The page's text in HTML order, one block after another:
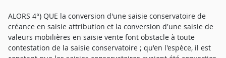
ALORS 4°) QUE la conversion d'une saisie conservatoire de
créance en saisie attribution et la conversion d'une saisie de
valeurs mobilières en saisie vente font obstacle à toute
contestation de la saisie conservatoire ; qu'en l'espèce, il est